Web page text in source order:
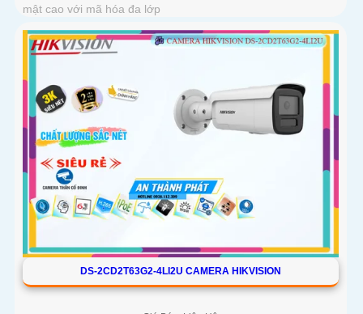
mật cao với mã hóa đa lớp
DS-2CD2T63G2-4LI2U CAMERA HIKVISION